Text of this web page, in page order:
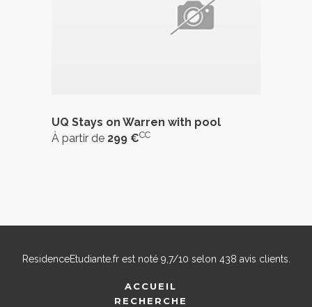
UQ Stays on Warren with pool
À partir de 299 €CC
ResidenceEtudiante.frest noté 9,7/10 selon 438 avis clients.
ACCUEIL
RECHERCHE